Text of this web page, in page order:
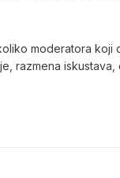
moderatora
razmena iskustava,